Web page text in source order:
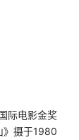
电影金奖
摄于1980